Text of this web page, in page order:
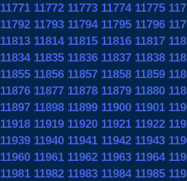
11771 11772 11773 11774 11775
11792 11793 11794 11795 11796
11813 11814 11815 11816 11817
11834 11835 11836 11837 11838
11855 11856 11857 11858 11859
11876 11877 11878 11879 11880
11897 11898 11899 11900 11901
11918 11919 11920 11921 11922
11939 11940 11941 11942 11943
11960 11961 11962 11963 11964
11981 11982 11983 11984 11985